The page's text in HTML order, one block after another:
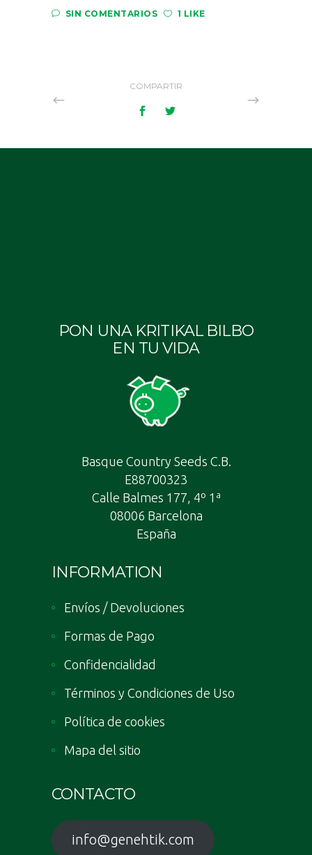
SIN COMENTARIOS
1 LIKE
COMPARTIR
PON UNA KRITIKAL BILBO
EN TU VIDA
Basque Country Seeds C.B.
E88700323
Calle Balmes 177, 4º 1ª
08006 Barcelona
España
INFORMATION
Envíos / Devoluciones
Formas de Pago
Confidencialidad
Términos y Condiciones de Uso
Política de cookies
Mapa del sitio
CONTACTO
info@genehtik.com